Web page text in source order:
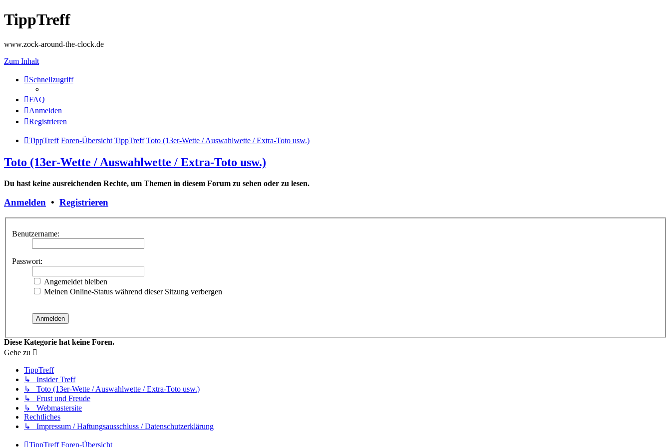
TippTreff
www.zock-around-the-clock.de
Zum Inhalt
Schnellzugriff
FAQ
Anmelden
Registrieren
TippTreff Foren-Übersicht TippTreff Toto (13er-Wette / Auswahlwette / Extra-Toto usw.)
Toto (13er-Wette / Auswahlwette / Extra-Toto usw.)
Du hast keine ausreichenden Rechte, um Themen in diesem Forum zu sehen oder zu lesen.
Anmelden • Registrieren
Benutzername:
Passwort:
Angemeldet bleiben
Meinen Online-Status während dieser Sitzung verbergen
Diese Kategorie hat keine Foren.
Gehe zu
TippTreff
↳ Insider Treff
↳ Toto (13er-Wette / Auswahlwette / Extra-Toto usw.)
↳ Frust und Freude
↳ Webmastersite
Rechtliches
↳ Impressum / Haftungsausschluss / Datenschutzerklärung
TippTreff Foren-Übersicht